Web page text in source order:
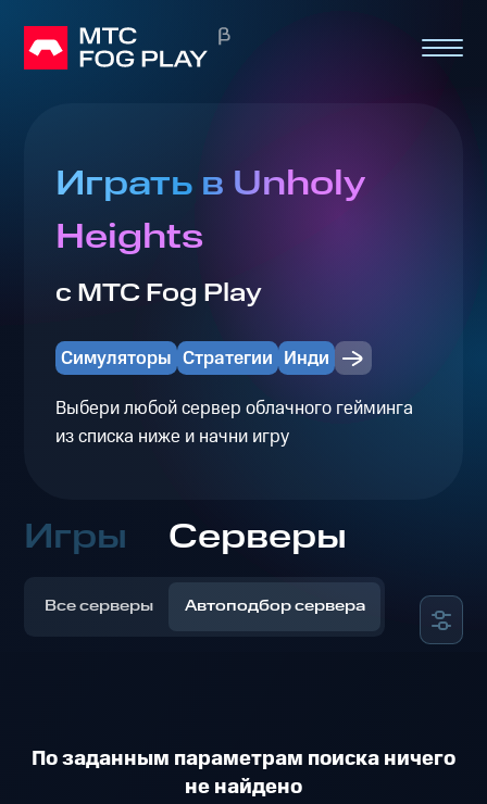
Играть в Unholy
Heights
с МТС Fog Play
Симуляторы Стратегии Инди
Выбери любой сервер облачного гейминга
из списка ниже и начни игру
Игры Серверы
Все серверы Автоподбор сервера
По заданным параметрам поиска ничего
не найдено